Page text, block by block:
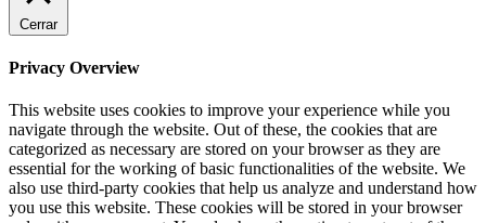
Cerrar
Privacy Overview
This website uses cookies to improve your experience while you
navigate through the website. Out of these, the cookies that are
categorized as necessary are stored on your browser as they are
essential for the working of basic functionalities of the website. We
also use third-party cookies that help us analyze and understand how
you use this website. These cookies will be stored in your browser